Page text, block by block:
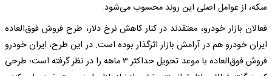
سکه، از عوامل اصلی این روند محسوب می‌شود.
فعالان بازار خودرو، معتقدند در کنار کاهش نرخ دلار، طرح فروش فوق‌العاده
ایران خودرو هم در آرامش بازار اثرگذار بوده‌ است. در این طرح، ایران خودرو
فروش‌ فوق‌العاده با موعد تحویل حداکثر ۳ ماهه را در نظر گرفته است؛ طرحی